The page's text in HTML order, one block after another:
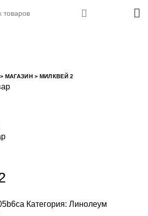
МАГАЗИН> МИЛКВЕЙ 2
Категория: Линолеум